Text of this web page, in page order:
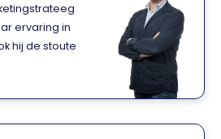
andere
ervaring in
hij de stoute
hij
Leuk detail:
hij een aantal